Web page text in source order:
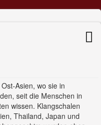
Asien, wo sie in
seit die Menschen in
wissen. Klangschalen
Thailand, Japan und